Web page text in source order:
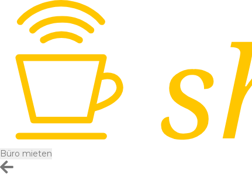
Büro mieten